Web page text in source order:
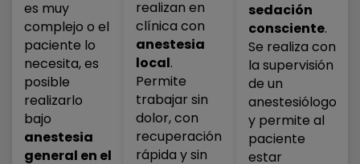
es muy
complejo o el
paciente lo
necesita, es
posible
realizarlo
bajo
anestesia
general en el
realizan en
clínica con
anestesia
local.
Permite
trabajar sin
dolor, con
recuperación
rápida y sin
sedación
consciente.
Se realiza con
la supervisión
de un
anestesiólogo
y permite al
paciente
estar